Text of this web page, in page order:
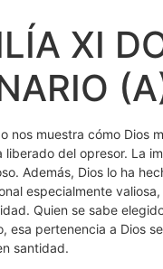
XI
nos muestra cómo Dios
liberado del opresor. La
Además, Dios lo ha
especialmente
Quien se sabe
esa pertenencia a Dios
santidad.